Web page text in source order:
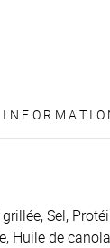
Sel,
Huile de